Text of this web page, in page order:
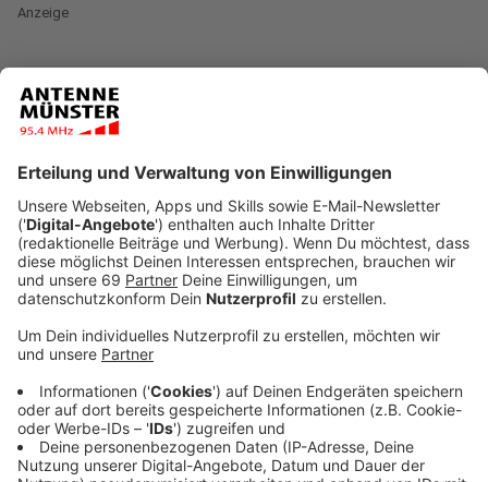
Anzeige
Bargeld stehlen schwer gemacht
Anzeige
Bevor es in den Sommerurlaub ins Ausland geht muss
Bargeld besorgt werden. Insbesondere, wenn man von
Auslandsgebühren bei der eigenen Giro- oder
Kreditkarte betroffen ist und sich gar nicht sicher ist,
wie akzeptiert die Kartenzahlung in der Urlaubsregion
ist. Egal, ob es eine fremde Währung ist oder einfach
ein größerer Euro-Betrag, der vor Ort ausgegeben
werden soll: Bargeld ist gern gesehene Beute bei
Langfingern.
Der beste Tipp, um das Bargeld vor Diebstahl zu